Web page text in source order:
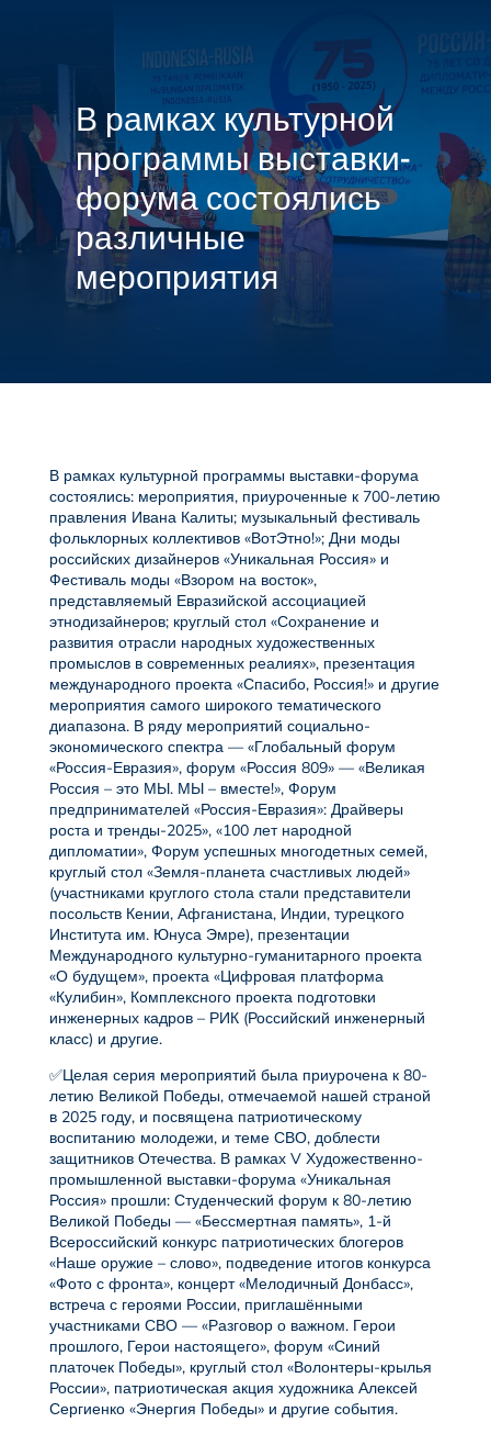

В рамках культурной
программы выставки-
форума состоялись
различные
мероприятия
В рамках культурной программы выставки-форума
состоялись: мероприятия, приуроченные к 700-летию
правления Ивана Калиты; музыкальный фестиваль
фольклорных коллективов «ВотЭтно!»; Дни моды
российских дизайнеров «Уникальная Россия» и
Фестиваль моды «Взором на восток»,
представляемый Евразийской ассоциацией
этнодизайнеров; круглый стол «Сохранение и
развития отрасли народных художественных
промыслов в современных реалиях», презентация
международного проекта «Спасибо, Россия!» и другие
мероприятия самого широкого тематического
диапазона. В ряду мероприятий социально-
экономического спектра — «Глобальный форум
«Россия-Евразия», форум «Россия 809» — «Великая
Россия – это МЫ. МЫ – вместе!», Форум
предпринимателей «Россия-Евразия»: Драйверы
роста и тренды-2025», «100 лет народной
дипломатии», Форум успешных многодетных семей,
круглый стол «Земля-планета счастливых людей»
(участниками круглого стола стали представители
посольств Кении, Афганистана, Индии, турецкого
Института им. Юнуса Эмре), презентации
Международного культурно-гуманитарного проекта
«О будущем», проекта «Цифровая платформа
«Кулибин», Комплексного проекта подготовки
инженерных кадров – РИК (Российский инженерный
класс) и другие.
✅Целая серия мероприятий была приурочена к 80-
летию Великой Победы, отмечаемой нашей страной
в 2025 году, и посвящена патриотическому
воспитанию молодежи, и теме СВО, доблести
защитников Отечества. В рамках V Художественно-
промышленной выставки-форума «Уникальная
Россия» прошли: Студенческий форум к 80-летию
Великой Победы — «Бессмертная память», 1-й
Всероссийский конкурс патриотических блогеров
«Наше оружие – слово», подведение итогов конкурса
«Фото с фронта», концерт «Мелодичный Донбасс»,
встреча с героями России, приглашёнными
участниками СВО — «Разговор о важном. Герои
прошлого, Герои настоящего», форум «Синий
платочек Победы», круглый стол «Волонтеры-крылья
России», патриотическая акция художника Алексей
Сергиенко «Энергия Победы» и другие события.